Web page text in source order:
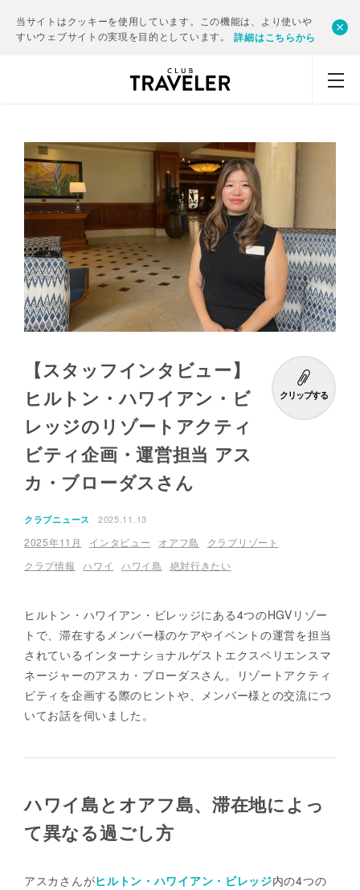
当サイトはクッキーを使用しています。この機能は、より使いや
すいウェブサイトの実現を目的としています。
詳細はこちらから
【スタッフインタビュー】
ヒルトン・ハワイアン・ビ
レッジのリゾートアクティ
ビティ企画・運営担当 アス
カ・ブローダスさん
クリップする
クラブニュース 2025.11.13
2025年11月 インタビュー オアフ島
クラブリゾート
クラブ情報
ハワイ ハワイ島 絶対行きたい
ヒルトン・ハワイアン・ビレッジにある4つのHGVリゾー
トで、滞在するメンバー様のケアやイベントの運営を担当
されているインターナショナルゲストエクスペリエンスマ
ネージャーのアスカ・ブローダスさん。リゾートアクティ
ビティを企画する際のヒントや、メンバー様との交流につ
いてお話を伺いました。
ハワイ島とオアフ島、滞在地によっ
て異なる過ごし方
アスカさんがヒルトン・ハワイアン・ビレッジ内の4つの